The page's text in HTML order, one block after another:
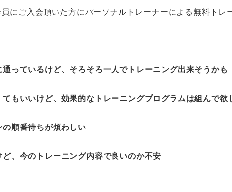
にご入会頂いた方にパーソナルトレーナーによる無料トレ
通っているけど、そろそろ一人でトレーニング出来そうかも
てもいいけど、効果的なトレーニングプログラムは組んで欲
の順番待ちが煩わしい
ど、今のトレーニング内容で良いのか不安